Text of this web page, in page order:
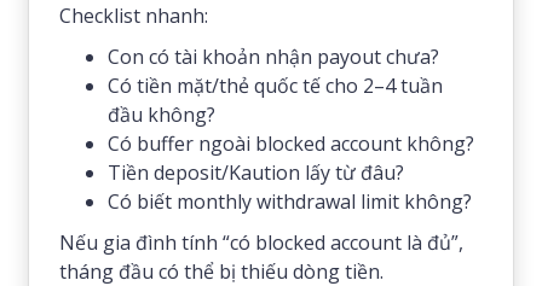
Checklist nhanh:
Con có tài khoản nhận payout chưa?
Có tiền mặt/thẻ quốc tế cho 2–4 tuần
đầu không?
Có buffer ngoài blocked account không?
Tiền deposit/Kaution lấy từ đâu?
Có biết monthly withdrawal limit không?
Nếu gia đình tính “có blocked account là đủ”,
tháng đầu có thể bị thiếu dòng tiền.